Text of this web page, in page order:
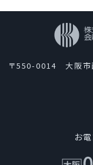
テンツを制作し
自覚のもとに、
理し、保護する
定めます。当社
徹底させて、実行
当社は、適法か
〒550-0014 大阪市
お